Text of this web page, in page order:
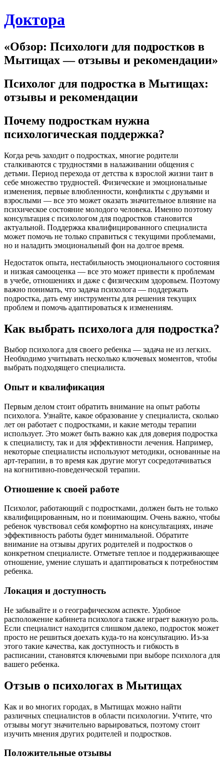
Skip
to
Доктора
«Обзор: Психологи для подростков в
Мытищах — отзывы и рекомендации»
Психолог для подростка в Мытищах:
отзывы и рекомендации
Почему подросткам нужна
психологическая поддержка?
Когда речь заходит о подростках, многие родители
сталкиваются с трудностями в налаживании общения с
детьми. Период перехода от детства к взрослой жизни таит в
себе множество трудностей. Физические и эмоциональные
изменения, первые влюбленности, конфликты с друзьями и
взрослыми — все это может оказать значительное влияние на
психическое состояние молодого человека. Именно поэтому
консультация с психологом для подростков становится
актуальной. Поддержка квалифицированного специалиста
может помочь не только справиться с текущими проблемами,
но и наладить эмоциональный фон на долгое время.
Недостаток опыта, нестабильность эмоционального состояния
и низкая самооценка — все это может привести к проблемам
в учебе, отношениях и даже с физическим здоровьем. Поэтому
важно понимать, что задача психолога — поддержать
подростка, дать ему инструменты для решения текущих
проблем и помочь адаптироваться к изменениям.
Как выбрать психолога для подростка?
Выбор психолога для своего ребенка — задача не из легких.
Необходимо учитывать несколько ключевых моментов, чтобы
выбрать подходящего специалиста.
Опыт и квалификация
Первым делом стоит обратить внимание на опыт работы
психолога. Узнайте, какое образование у специалиста, сколько
лет он работает с подростками, и какие методы терапии
использует. Это может быть важно как для доверия подростка
к специалисту, так и для эффективности лечения. Например,
некоторые специалисты используют методики, основанные на
арт-терапии, в то время как другие могут сосредотачиваться
на когнитивно-поведенческой терапии.
Отношение к своей работе
Психолог, работающий с подростками, должен быть не только
квалифицированным, но и понимающим. Очень важно, чтобы
ребенок чувствовал себя комфортно на консультациях, иначе
эффективность работы будет минимальной. Обратите
внимание на отзывы других родителей и подростков о
конкретном специалисте. Отметьте теплое и поддерживающее
отношение, умение слушать и адаптироваться к потребностям
ребенка.
Локация и доступность
Не забывайте и о географическом аспекте. Удобное
расположение кабинета психолога также играет важную роль.
Если специалист находится слишком далеко, подросток может
просто не решиться доехать куда-то на консультацию. Из-за
этого такие качества, как доступность и гибкость в
расписании, становятся ключевыми при выборе психолога для
вашего ребенка.
Отзыв о психологах в Мытищах
Как и во многих городах, в Мытищах можно найти
различных специалистов в области психологии. Учтите, что
отзывы могут значительно варьироваться, поэтому стоит
изучить мнения других родителей и подростков.
Положительные отзывы